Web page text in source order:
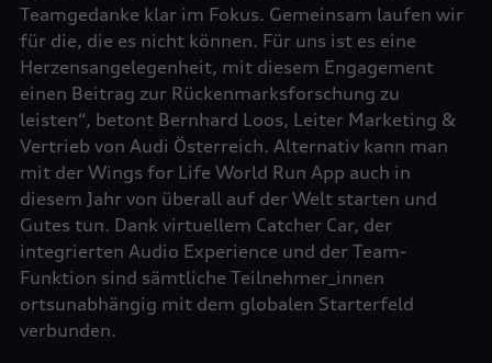
Teamgedanke klar im Fokus. Gemeinsam laufen wir
für die, die es nicht können. Für uns ist es eine
Herzensangelegenheit, mit diesem Engagement
einen Beitrag zur Rückenmarksforschung zu
leisten“, betont Bernhard Loos, Leiter Marketing &
Vertrieb von Audi Österreich. Alternativ kann man
mit der Wings for Life World Run App auch in
diesem Jahr von überall auf der Welt starten und
Gutes tun. Dank virtuellem Catcher Car, der
integrierten Audio Experience und der Team-
Funktion sind sämtliche Teilnehmer_innen
ortsunabhängig mit dem globalen Starterfeld
verbunden.